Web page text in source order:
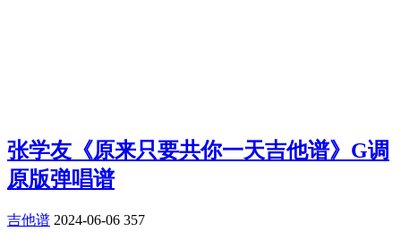
张学友《原来只要共你一天吉他谱》G调
原版弹唱谱
吉他谱 2024-06-06 357